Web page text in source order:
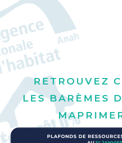
RETROUVEZ
LES BARÈMES